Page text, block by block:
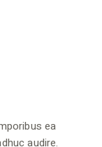
ea
audire.